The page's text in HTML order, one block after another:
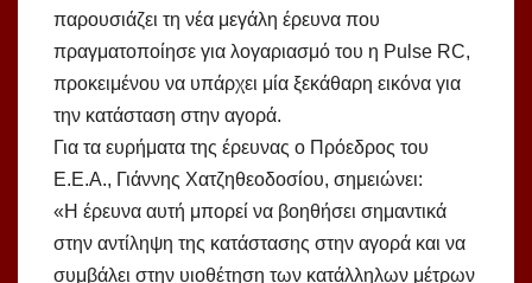
παρουσιάζει τη νέα μεγάλη έρευνα που
πραγματοποίησε για λογαριασμό του η Pulse RC,
προκειμένου να υπάρχει μία ξεκάθαρη εικόνα για
την κατάσταση στην αγορά.
Για τα ευρήματα της έρευνας ο Πρόεδρος του
Ε.Ε.Α., Γιάννης Χατζηθεοδοσίου, σημειώνει:
«H έρευνα αυτή μπορεί να βοηθήσει σημαντικά
στην αντίληψη της κατάστασης στην αγορά και να
συμβάλει στην υιοθέτηση των κατάλληλων μέτρων